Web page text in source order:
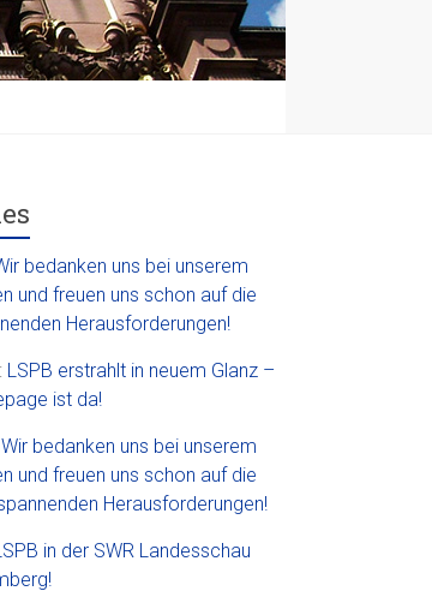
bedanken uns bei unserem
und freuen uns schon auf die
Herausforderungen!
LSPB erstrahlt in neuem Glanz –
ist da!
Wir bedanken uns bei unserem
und freuen uns schon auf die
Herausforderungen!
in der SWR Landesschau